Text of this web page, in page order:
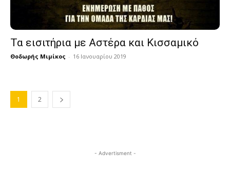
Τα εισιτήρια με Αστέρα και Κισσαμικό
Θοδωρής Μιμίκος - 16 Ιανουαρίου 2019
1 2
- Advertisment -